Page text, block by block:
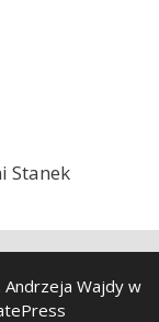
Stanek
Andrzeja Wajdy w